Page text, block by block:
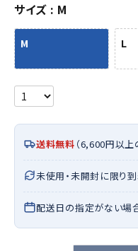
サイズ M
M L
送料無料 （6,600円以上
未使用・未開封に限り
配送日の指定がない場